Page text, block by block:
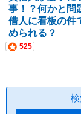
事！？何かと問
借人に看板の件
められる？
525